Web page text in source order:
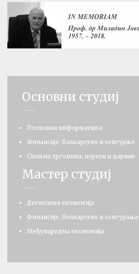
Основни студиј
Пословна информатика
Финансије, банкарство и осигурње
Спољна трговина, порези и царине
Мастер студиј
Дигитална економија
Финансије, банкарство и осигурање
Међународна економија